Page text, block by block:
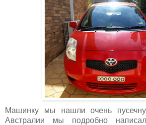
Машинку мы нашли очень
Австралии мы подробно